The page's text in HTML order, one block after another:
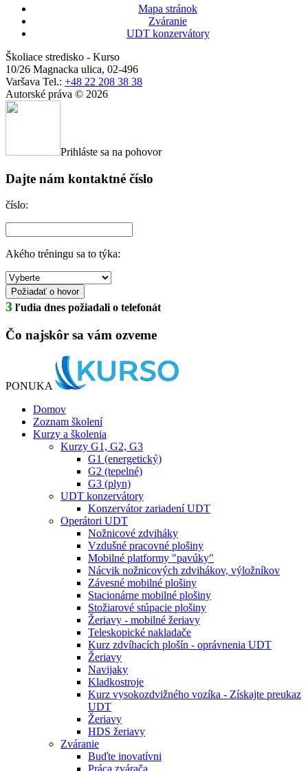
Mapa stránok
Zváranie
UDT konzervátory
Školiace stredisko - Kurso
10/26 Magnacka ulica, 02-496
Varšava Tel.: +48 22 208 38 38
Autorské práva © 2026
Prihláste sa na pohovor
Dajte nám kontaktné číslo
číslo:
Akého tréningu sa to týka:
3 ľudia dnes požiadali o telefonát
Čo najskôr sa vám ozveme
PONUKA
Domov
Zoznam školení
Kurzy a školenia
Kurzy G1, G2, G3
G1 (energetický)
G2 (tepelné)
G3 (plyn)
UDT konzervátory
Konzervátor zariadení UDT
Operátori UDT
Nožnicové zdviháky
Vzdušné pracovné plošiny
Mobilné platformy "pavúky"
Nácvik nožnicových zdvihákov, výložníkov
Závesné mobilné plošiny
Stacionárne mobilné plošiny
Stožiarové stúpacie plošiny
Žeriavy - mobilné žeriavy
Teleskopické nakladače
Kurz zdvíhacích plošín - oprávnenia UDT
Žeriavy
Navijaky
Kladkostroje
Kurz vysokozdvižného vozíka - Získajte preukaz
UDT
Žeriavy
HDS žeriavy
Zváranie
Buďte inovatívni
Práca zvárača